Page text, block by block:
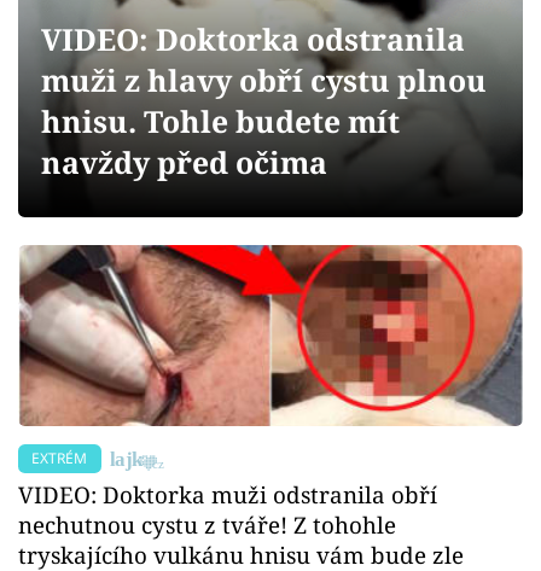
Videa
Sledujte prima+
Sledujte nás
VIDEO: Doktorka odstranila
muži z hlavy obří cystu plnou
hnisu. Tohle budete mít
navždy před očima
EXTRÉM
VIDEO: Doktorka muži odstranila obří
nechutnou cystu z tváře! Z tohohle
tryskajícího vulkánu hnisu vám bude zle